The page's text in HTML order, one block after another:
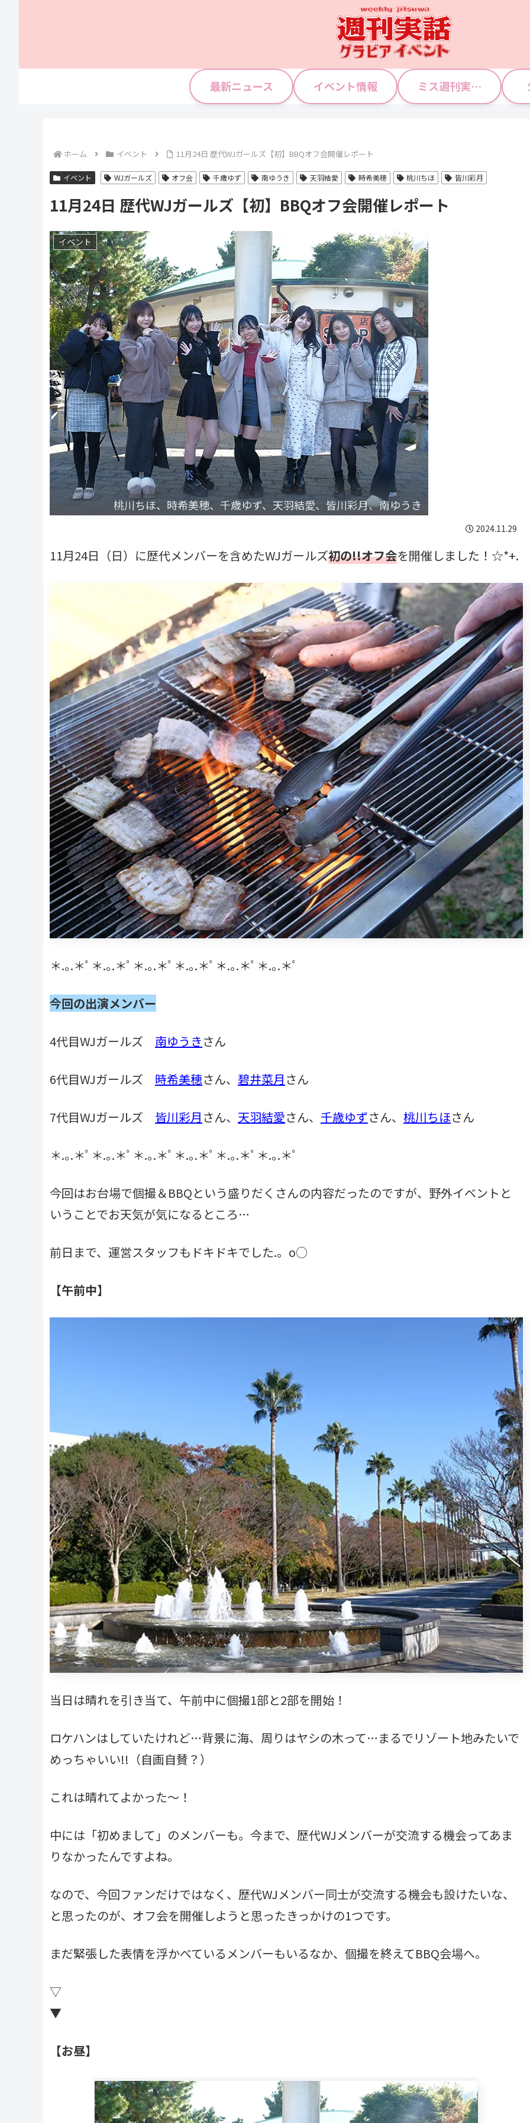
最新ニュース イベント情報 ミス週刊実話 WJガールズ
ホーム イベント 11月24日 歴代WJガールズ【初】BBQオフ会開催レポート
イベント WJガールズ オフ会 千歳ゆず 南ゆうき 天羽結愛 時希美穂 桃川ちほ 皆川彩月
11月24日 歴代WJガールズ【初】BBQオフ会開催レポート
イベント
桃川ちほ、時希美穂、千歳ゆず、天羽結愛、皆川彩月、南ゆうき
2024.11.29
11月24日（日）に歴代メンバーを含めたWJガールズ初の!!オフ会を開催しました！☆*+.
＊.｡.＊ﾟ＊.｡.＊ﾟ＊.｡.＊ﾟ＊.｡.＊ﾟ＊.｡.＊ﾟ＊.｡.＊ﾟ
今回の出演メンバー
4代目WJガールズ 南ゆうきさん
6代目WJガールズ 時希美穂さん、 碧井菜月 さん
7代目WJガールズ 皆川彩月 さん、 天羽結愛さん、 千歳ゆずさん、 桃川ちほさん
＊.｡.＊ﾟ＊.｡.＊ﾟ＊.｡.＊ﾟ＊.｡.＊ﾟ＊.｡.＊ﾟ＊.｡.＊ﾟ
今回はお台場で個撮＆BBQという盛りだくさんの内容だったのですが、野外イベントと
いうことでお天気が気になるところ…
前日まで、運営スタッフもドキドキでした.。o○
【午前中】
当日は晴れを引き当て、午前中に個撮1部と2部を開始！
ロケハンはしていたけれど…背景に海、周りはヤシの木って…まるでリゾート地みたいで
めっちゃいい!!（自画自賛？）
これは晴れてよかった～！
中には「初めまして」のメンバーも。今まで、歴代WJメンバーが交流する機会ってあま
りなかったんですよね。
なので、今回ファンだけではなく、歴代WJメンバー同士が交流する機会も設けたいな、
と思ったのが、オフ会を開催しようと思ったきっかけの1つです。
まだ緊張した表情を浮かべているメンバーもいるなか、個撮を終えてBBQ会場へ。
▽
▼
【お昼】